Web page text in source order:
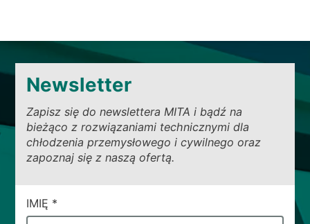
Newsletter
Zapisz się do newslettera MITA i bądź na
bieżąco z rozwiązaniami technicznymi dla
chłodzenia przemysłowego i cywilnego oraz
zapoznaj się z naszą ofertą.
CAMPI
DI
IMIĘ *